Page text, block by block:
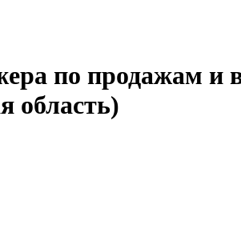
по продажам и
область)